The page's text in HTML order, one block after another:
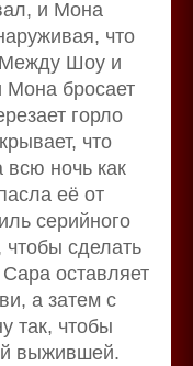
и Мона
что
Между Шоу и
Мона бросает
горло
что
ночь как
её от
серийного
сделать
оставляет
а затем с
так, чтобы
выжившей.